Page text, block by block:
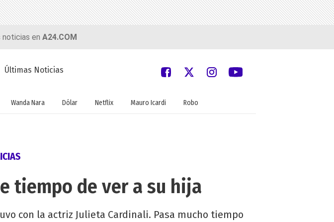
noticias en A24.COM
Últimas Noticias
Wanda Nara Dólar Netflix Mauro Icardi Robo
tiempo de ver a su hija
con la actriz Julieta Cardinali. Pasa mucho tiempo